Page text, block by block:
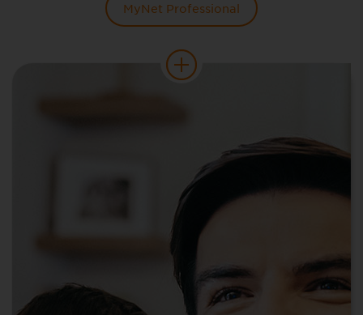
MyNet Professional